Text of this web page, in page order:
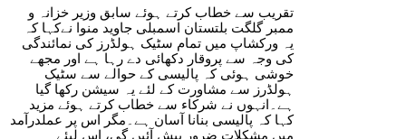
تقریب سے خطاب کرتے ہوئے سابق وزیر خزانہ و
ممبر گلگت بلتستان اسمبلی جاوید منوا نےکہا کہ
یہ ورکشاپ میں تمام سٹیک ہولڈرز کی نمائندگی
کی وجہ سے پروقار دکھائی دے رہا ہے اور مجھے
خوشی ہوئی کہ پالیسی کے حوالے سے سٹیک
ہولڈرز سے مشاورت کے لئے یہ سیشن رکھا گیا
ہے۔انہوں نے شرکاء سے خطاب کرتے ہوئے مزید
کہا کہ پالیسی بنانا آسان ہے۔مگر اس پر عملدرآمد
میں مشکلات ضرور پیش آئیں گی، اس لیئے